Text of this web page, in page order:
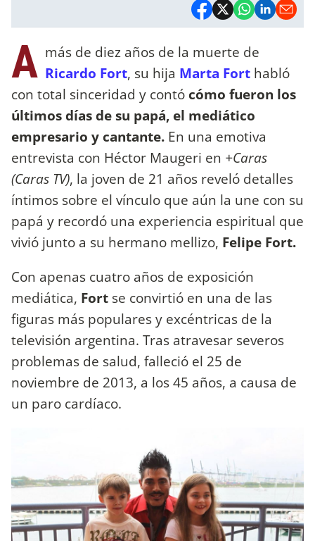
A más de diez años de la muerte de
Ricardo Fort, su hija Marta Fort habló
con total sinceridad y contó cómo fueron los
últimos días de su papá, el mediático
empresario y cantante. En una emotiva
entrevista con Héctor Maugeri en +Caras
(Caras TV), la joven de 21 años reveló detalles
íntimos sobre el vínculo que aún la une con su
papá y recordó una experiencia espiritual que
vivió junto a su hermano mellizo, Felipe Fort.
Con apenas cuatro años de exposición
mediática, Fort se convirtió en una de las
figuras más populares y excéntricas de la
televisión argentina. Tras atravesar severos
problemas de salud, falleció el 25 de
noviembre de 2013, a los 45 años, a causa de
un paro cardíaco.